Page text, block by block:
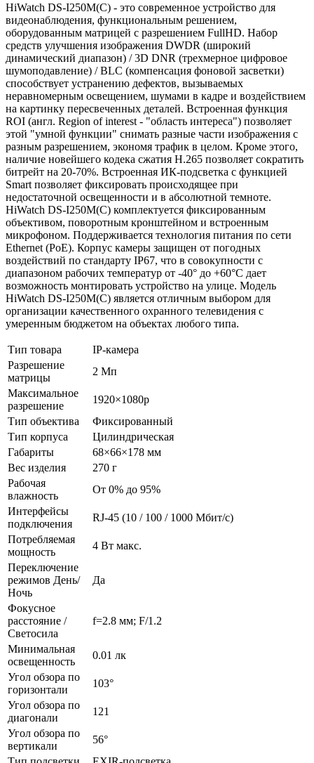
HiWatch DS-I250M(C) - это современное устройство для
видеонаблюдения, функциональным решением,
оборудованным матрицей с разрешением FullHD. Набор
средств улучшения изображения DWDR (широкий
динамический диапазон) / 3D DNR (трехмерное цифровое
шумоподавление) / BLC (компенсация фоновой засветки)
способствует устранению дефектов, вызываемых
неравномерным освещением, шумами в кадре и воздействием
на картинку пересвеченных деталей. Встроенная функция
ROI (англ. Region of interest - "область интереса") позволяет
этой "умной функции" снимать разные части изображения с
разным разрешением, экономя трафик в целом. Кроме этого,
наличие новейшего кодека сжатия H.265 позволяет сократить
битрейт на 20-70%. Встроенная ИК-подсветка с функцией
Smart позволяет фиксировать происходящее при
недостаточной освещенности и в абсолютной темноте.
HiWatch DS-I250M(C) комплектуется фиксированным
объективом, поворотным кронштейном и встроенным
микрофоном. Поддерживается технология питания по сети
Ethernet (PoE). Корпус камеры защищен от погодных
воздействий по стандарту IP67, что в совокупности с
диапазоном рабочих температур от -40° до +60°C дает
возможность монтировать устройство на улице. Модель
HiWatch DS-I250M(C) является отличным выбором для
организации качественного охранного телевидения с
умеренным бюджетом на объектах любого типа.
Тип товара
IP-камера
Разрешение
матрицы
2 Мп
Максимальное
разрешение
1920×1080p
Тип объектива
Фиксированный
Тип корпуса
Цилиндрическая
Габариты
68×66×178 мм
Вес изделия
270 г
Рабочая
влажность
От 0% до 95%
Интерфейсы
подключения
RJ-45 (10 / 100 / 1000 Мбит/с)
Потребляемая
мощность
4 Вт макс.
Переключение
режимов День/
Ночь
Да
Фокусное
расстояние /
Светосила
f=2.8 мм; F/1.2
Минимальная
освещенность
0.01 лк
Угол обзора по
горизонтали
103°
Угол обзора по
диагонали
121
Угол обзора по
вертикали
56°